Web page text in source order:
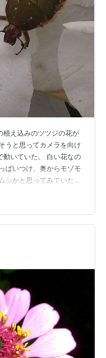
植え込みのツツジの花が
うと思ってカメラを向け
動いていた。 白い花なの
ぱいつけ、奥からモゾモ
シかと思ってみていた
く言ったもので、花の奥
かけて昼間に花に集ま
シの仲間だそうだ。 カナ
主に樹液、ハナムグリ